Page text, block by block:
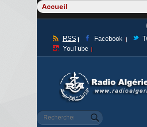
RSS Facebook
YouTube
Formulaire de
Rechercher